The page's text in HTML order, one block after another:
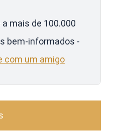
mais de 100.000
bem-informados -
com um amigo